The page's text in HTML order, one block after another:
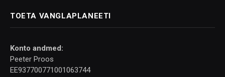
TOETA VANGLAPLANEETI
Konto andmed:
Peeter Proos
EE937700771001063744